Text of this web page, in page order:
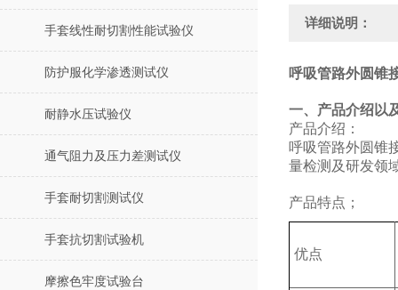
手套线性耐切割性能试验仪
防护服化学渗透测试仪
耐静水压试验仪
通气阻力及压力差测试仪
手套耐切割测试仪
手套抗切割试验机
摩擦色牢度试验台
详细说明：
呼吸管路外圆锥
一、产品介绍以
产品介绍：
呼吸管路外圆锥
量检测及研发领
产品特点；
优点